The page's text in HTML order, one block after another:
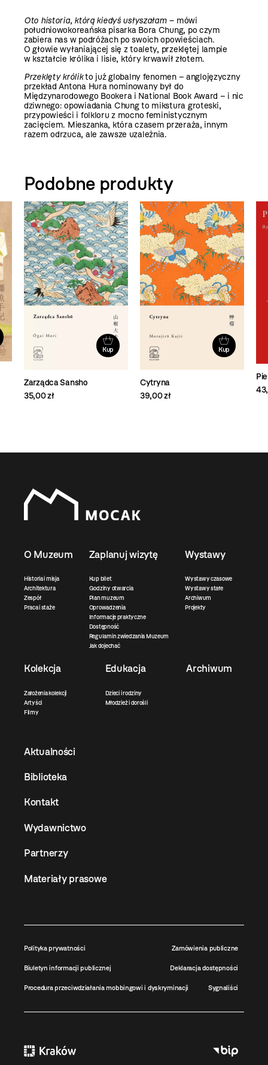
Oto historia, którą kiedyś usłyszałam – mówi
południowokoreańska pisarka Bora Chung, po czym
zabiera nas w podróżach po swoich opowieściach.
O głowie wyłaniającej się z toalety, przeklętej lampie
w kształcie królika i lisie, który krwawił złotem.
Przeklęty królikto już globalny fenomen – anglojęzyczny
przekładAntona Huranominowany był do
Międzynarodowego Bookera i National Book Award – i nic
dziwnego: opowiadania Chung to mikstura groteski,
przypowieści i folkloru z mocno feministycznym
zacięciem. Mieszanka, która czasem przeraża, innym
razem odrzuca, ale zawsze uzależnia.
Podobne produkty
Kup
Zarządca Sansho
35,00 zł
Kup
Cytryna
39,00 zł
O Muzeum
Historia i misja
Architektura
Zespół
Praca i staże
Zaplanuj wizytę
Kup bilet
Godziny otwarcia
Plan muzeum
Oprowadzenia
Informacje praktyczne
Dostępność
Regulamin zwiedzania Muzeum
Jak dojechać
Wystawy
Wystawy czasowe
Wystawy stałe
Archiwum
Projekty
Kolekcja
Założenia kolekcji
Artyści
Filmy
Edukacja
Dzieci i rodziny
Młodzież i dorośli
Archiwum
Aktualności
Biblioteka
Kontakt
Wydawnictwo
Partnerzy
Materiały prasowe
Polityka prywatności Zamówienia publiczne
Biuletyn informacji publicznej Deklaracja dostępności
Procedura przeciwdziałania mobbingowi i dyskryminacji Sygnaliści